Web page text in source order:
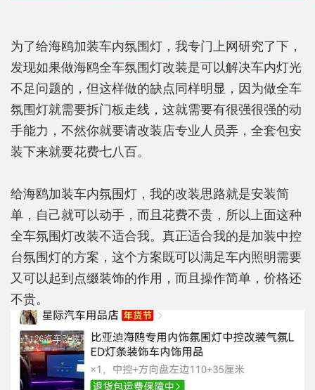
为了给海鸥加装车内氛围灯，我专门上网研究了下，
发现如果做海鸥全车氛围灯改装是可以解决车内灯光
不足问题的，但这样做的缺点同样明显，因为做全车
氛围灯就需要拆门板走线，这就需要有很强很强的动
手能力，不然你就要请改装店专业人员弄，全套包安
装下来就要花费七八百。
给海鸥加装车内氛围灯，我的改装思路就是安装简
单，自己就可以动手，而且花费不贵，所以上面这种
全车氛围灯改装不适合我。真正适合我的是加装中控
台氛围灯的方案，这个方案既可以满足车内照明需要
又可以起到点缀装饰的作用，而且操作简单，价格还
不贵。